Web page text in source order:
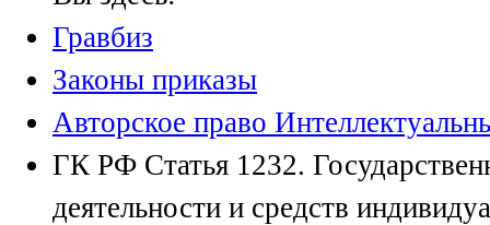
Гравбиз
Законы приказы
Авторское право
ГК РФ Статья 1232.
деятельности и средств